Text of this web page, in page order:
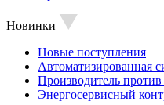
Новинки
Новые поступления
Автоматизированная
Производитель
Энергосервисный